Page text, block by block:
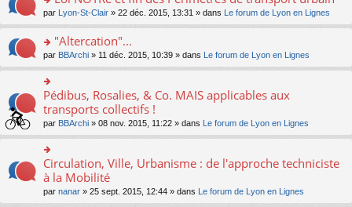
e
nt
ré
c
e
nt
n
le
pl
u
s
ré
c
e
nt
a
g
e
n
n
le
pl
u
s
c
nt
e
a
g
e
n
o
n
lu
le
pl
u
s
ré
e
ult
er
le
m
e
s
g
e
n
o
n
lu
le
pl
u
o
n
ult
er
le
m
e
s
a
e
n
o
n
par Lyon-St-Clair » 22 déc. 2015, 13:31 » dans Le forum de Lyon en Lignes
o
n
s
ult
er
le
m
e
s
s
a
g
e
"Altercation"...
par BBArchi » 11 déc. 2015, 10:39 » dans Le forum de Lyon en Lignes
o
n
ult
er
le
m
e
s
Pédibus, Rosalies, & Co. MAIS applicables aux
transports collectifs !
par BBArchi » 08 nov. 2015, 11:22 » dans Le forum de Lyon en Lignes
o
n
ult
Circulation, Ville, Urbanisme : de l'approche techniciste
à la Mobilité
par nanar » 25 sept. 2015, 12:44 » dans Le forum de Lyon en Lignes